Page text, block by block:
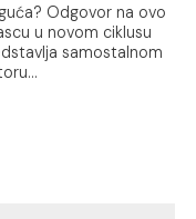
Odgovor na ovo
u novom ciklusu
samostalnom